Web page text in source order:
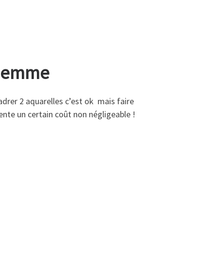
2 aquarelles c’est ok mais faire
un certain coût non négligeable !